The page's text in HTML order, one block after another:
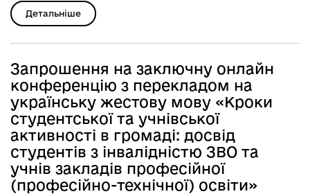
Детальніше
Запрошення на заключну онлайн
конференцію з перекладом на
українську жестову мову «Кроки
студентської та учнівської
активності в громаді: досвід
студентів з інвалідністю ЗВО та
учнів закладів професійної
(професійно-технічної) освіти»